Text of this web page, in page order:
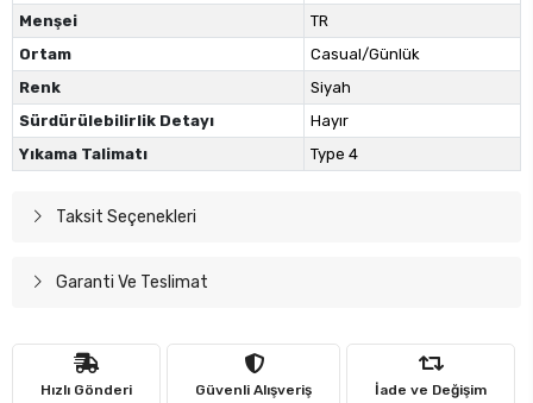
Menşei
TR
Ortam
Casual/Günlük
Renk
Siyah
Sürdürülebilirlik Detayı
Hayır
Yıkama Talimatı
Type 4
Taksit Seçenekleri
Garanti Ve Teslimat
Hızlı Gönderi Güvenli Alışveriş İade ve Değişim